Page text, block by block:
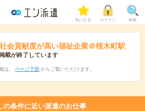
気になる! ログイン 検索
会貢献度が高い福祉企業＠桜木町駅
載が終了しています
は、 ページ下部 からご覧いただけます。
の条件に近い派遣のお仕事